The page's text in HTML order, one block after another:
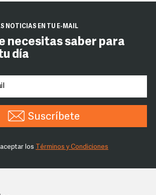
NOTICIAS EN TU E-MAIL
necesitas saber para
día
Suscríbete
los Términos y Condiciones